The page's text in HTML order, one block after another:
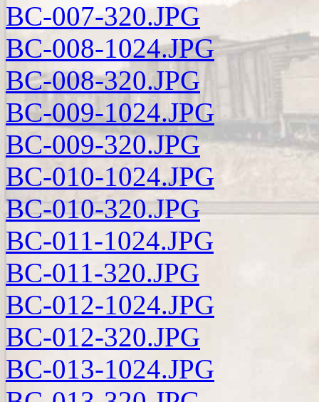
BC-007-320.JPG
BC-008-1024.JPG
BC-008-320.JPG
BC-009-1024.JPG
BC-009-320.JPG
BC-010-1024.JPG
BC-010-320.JPG
BC-011-1024.JPG
BC-011-320.JPG
BC-012-1024.JPG
BC-012-320.JPG
BC-013-1024.JPG